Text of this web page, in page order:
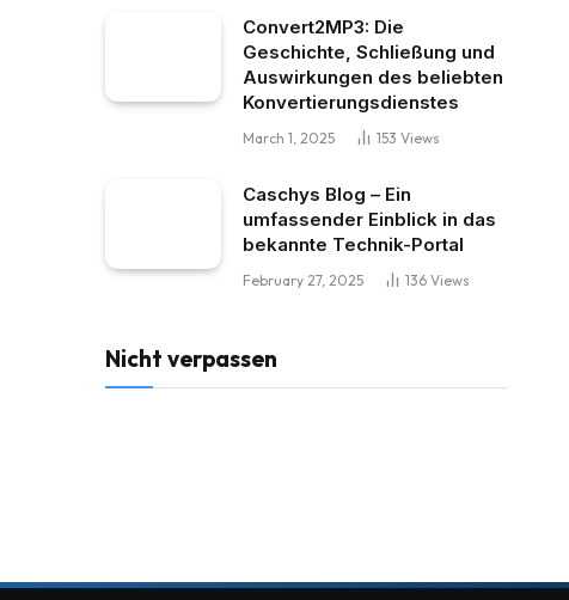
Convert2MP3: Die
Geschichte, Schließung und
Auswirkungen des beliebten
Konvertierungsdienstes
March 1, 2025 153 Views
Caschys Blog – Ein
umfassender Einblick in das
bekannte Technik-Portal
February 27, 2025 136 Views
Nicht verpassen